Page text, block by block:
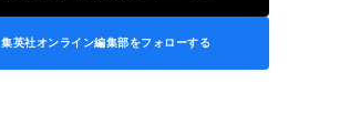
集英社オンライン編集部をフォローする